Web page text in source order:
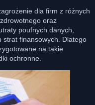
dla firm z różnych
oraz
poufnych danych,
strat finansowych. Dlatego
na takie
ochronne.